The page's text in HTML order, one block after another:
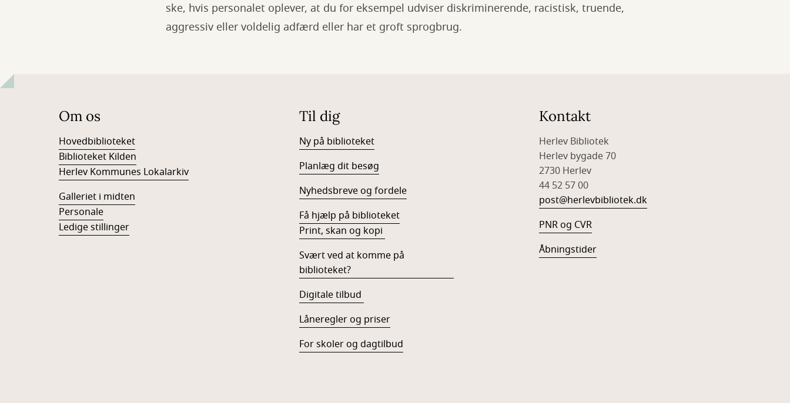
ske, hvis personalet oplever, at du for eksempel udviser diskriminerende, racistisk, truende,
aggressiv eller voldelig adfærd eller har et groft sprogbrug.
Om os
Hovedbiblioteket
Biblioteket Kilden
Herlev Kommunes Lokalarkiv
Galleriet i midten
Personale
Ledige stillinger
Til dig
Ny på biblioteket
Planlæg dit besøg
Nyhedsbreve og fordele
Få hjælp på biblioteket
Print, skan og kopi
Svært ved at komme på
biblioteket?
Digitale tilbud
Låneregler og priser
For skoler og dagtilbud
Kontakt
Herlev Bibliotek
Herlev bygade 70
2730 Herlev
44 52 57 00
post@herlevbibliotek.dk
PNR og CVR
Åbningstider